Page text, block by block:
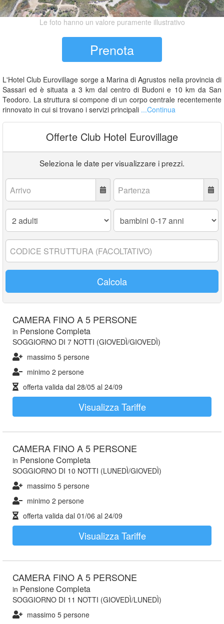
Le foto hanno un valore puramente illustrativo
Prenota
L'Hotel Club Eurovillage sorge a Marina di Agrustos nella provincia di
Sassari ed è situata a 3 km dal centro di Budoni e 10 km da San
Teodoro. La struttura si compone di un corpo centrale recentemente
rinnovato in cui si trovano i servizi principali ...Continua
Offerte Club Hotel Eurovillage
Seleziona le date per visualizzare i prezzi.
Arrivo: Partenza:
Adulti:
Bambini
17
Codice
struttura:
Calcola
CAMERA FINO A 5 PERSONE
in Pensione Completa
SOGGIORNO DI 7 NOTTI (GIOVEDÌ/GIOVEDÌ)
massimo 5 persone
minimo 2 persone
offerta valida dal 28/05 al 24/09
Visualizza Tariffe
CAMERA FINO A 5 PERSONE
in Pensione Completa
SOGGIORNO DI 10 NOTTI (LUNEDÌ/GIOVEDÌ)
massimo 5 persone
minimo 2 persone
offerta valida dal 01/06 al 24/09
Visualizza Tariffe
CAMERA FINO A 5 PERSONE
in Pensione Completa
SOGGIORNO DI 11 NOTTI (GIOVEDÌ/LUNEDÌ)
massimo 5 persone